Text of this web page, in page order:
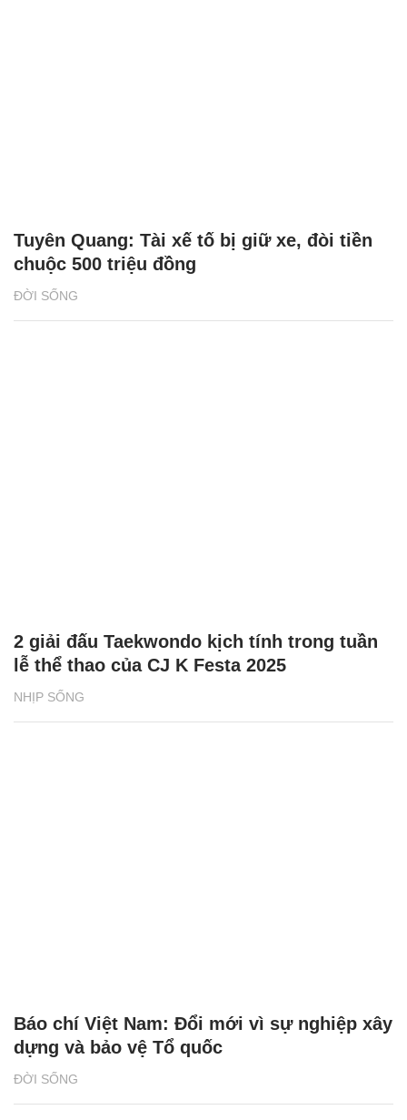
ĐỜI SỐNG
Tuyên Quang: Tài xế tố bị giữ xe, đòi tiền
chuộc 500 triệu đồng
NHỊP SỐNG
2 giải đấu Taekwondo kịch tính trong tuần
lễ thể thao của CJ K Festa 2025
ĐỜI SỐNG
Báo chí Việt Nam: Đổi mới vì sự nghiệp xây
dựng và bảo vệ Tổ quốc